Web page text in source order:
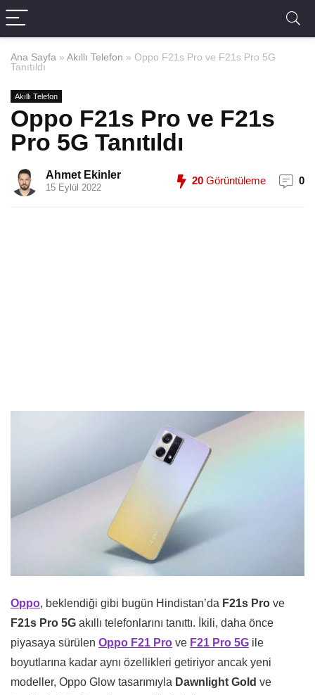
Ana Sayfa » Akıllı Telefon » Oppo F21s Pro ve F21s Pro 5G
Tanıtıldı
Akıllı Telefon
Oppo F21s Pro ve F21s
Pro 5G Tanıtıldı
Ahmet Ekinler
15 Eylül 2022
20 Görüntüleme 0
Oppo, beklendiği gibi bugün Hindistan’da F21s Pro ve
F21s Pro 5G akıllı telefonlarını tanıttı. İkili, daha önce
piyasaya sürülen Oppo F21 Pro ve F21 Pro 5G ile
boyutlarına kadar aynı özellikleri getiriyor ancak yeni
modeller, Oppo Glow tasarımıyla Dawnlight Gold ve